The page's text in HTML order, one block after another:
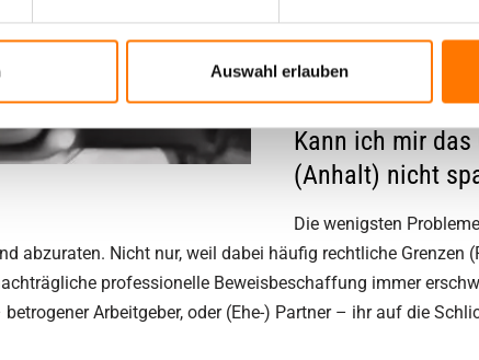
Auswahl erlauben
Einsatz einesDetektiv
beste Mittel, um
sensiblen
Kann ich mir das
(Anhalt) nicht
Die wenigsten
abzuraten. Nicht nur, weil dabei häufig rechtliche
professionelle Beweisbeschaffung immer
Arbeitgeber, oder (Ehe-) Partner – ihr auf die